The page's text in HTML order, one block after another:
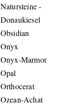
Natursteine -
Donaukiesel
Obsidian
Onyx
Onyx-Marmor
Opal
Orthocerat
Ozean-Achat